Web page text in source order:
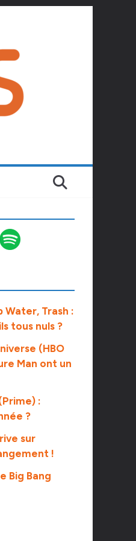
Water, Trash :
tous nuls ?
(HBO
Man ont un
:
?
sur
!
Big Bang